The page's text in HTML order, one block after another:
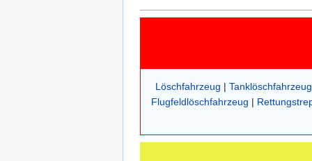
Löschfahrzeug | Tanklöschfahrzeug
Flugfeldlöschfahrzeug |